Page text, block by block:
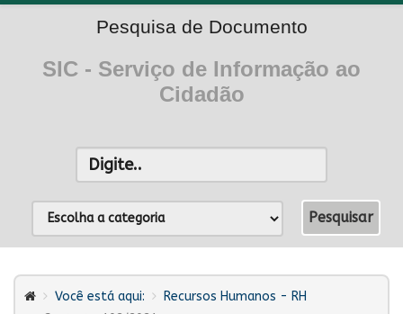
Pesquisa de Documento
SIC - Serviço de Informação ao
Cidadão
Você está aqui:
Recursos Humanos - RH